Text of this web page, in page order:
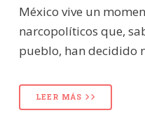
México vive un
narcopolíticos que,
pueblo, han decidido
LEER MÁS